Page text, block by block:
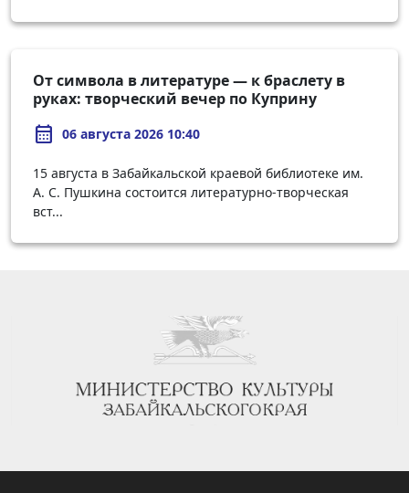
От символа в литературе — к браслету в
руках: творческий вечер по Куприну
calendar_month 06 августа 2026 10:40
15 августа в Забайкальской краевой библиотеке им.
А. С. Пушкина состоится литературно-творческая
вст...